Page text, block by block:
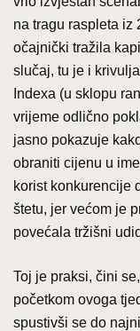
na tragu raspleta iz
očajnički tražila
slučaj, tu je i
Indexa (u sklopu
vrijeme odlično
jasno pokazuje
obraniti cijenu u
korist konkurencije
štetu, jer većom je
povećala tržišni
Toj je praksi, čini
početkom ovoga
spustivši se do